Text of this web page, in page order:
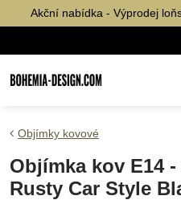
Akční nabídka - Výprodej
Objímky kovové
Objímka kov E14
Rusty Car Style